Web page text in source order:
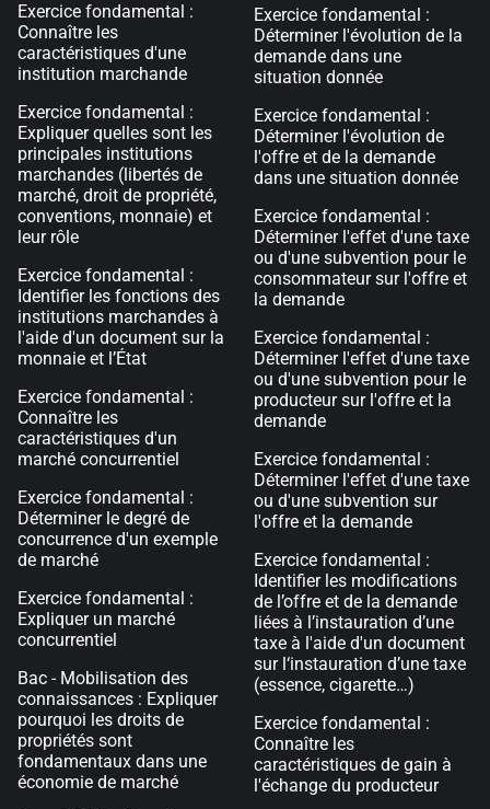
Exercice fondamental :
Connaître les
caractéristiques d'une
institution marchande
Exercice fondamental :
Expliquer quelles sont les
principales institutions
marchandes (libertés de
marché, droit de propriété,
conventions, monnaie) et
leur rôle
Exercice fondamental :
Identifier les fonctions des
institutions marchandes à
l'aide d'un document sur la
monnaie et l’État
Exercice fondamental :
Connaître les
caractéristiques d'un
marché concurrentiel
Exercice fondamental :
Déterminer le degré de
concurrence d'un exemple
de marché
Exercice fondamental :
Expliquer un marché
concurrentiel
Bac - Mobilisation des
connaissances : Expliquer
pourquoi les droits de
propriétés sont
fondamentaux dans une
économie de marché
Exercice fondamental :
Déterminer l'évolution de la
demande dans une
situation donnée
Exercice fondamental :
Déterminer l'évolution de
l'offre et de la demande
dans une situation donnée
Exercice fondamental :
Déterminer l'effet d'une taxe
ou d'une subvention pour le
consommateur sur l'offre et
la demande
Exercice fondamental :
Déterminer l'effet d'une taxe
ou d'une subvention pour le
producteur sur l'offre et la
demande
Exercice fondamental :
Déterminer l'effet d'une taxe
ou d'une subvention sur
l'offre et la demande
Exercice fondamental :
Identifier les modifications
de l’offre et de la demande
liées à l’instauration d’une
taxe à l'aide d'un document
sur l‘instauration d’une taxe
(essence, cigarette…)
Exercice fondamental :
Connaître les
caractéristiques de gain à
l'échange du producteur